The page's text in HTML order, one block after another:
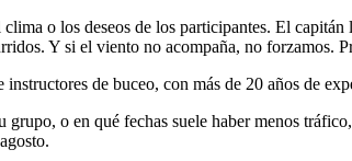
o los deseos de los participantes. El
Y si el viento no acompaña, no forzamos.
de buceo, con más de 20 años de
grupo, o en qué fechas suele haber menos